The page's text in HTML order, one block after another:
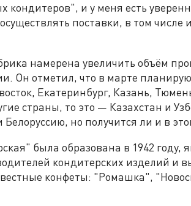
и у меня есть
поставки, в том числе
намерена увеличить объём
Он отметил, что в марте
Екатеринбург, Казань,
страны, то это — Казахстан и
но получится ли и в
была образована в 1942 году,
кондитерских изделий и
конфеты: "Ромашка",